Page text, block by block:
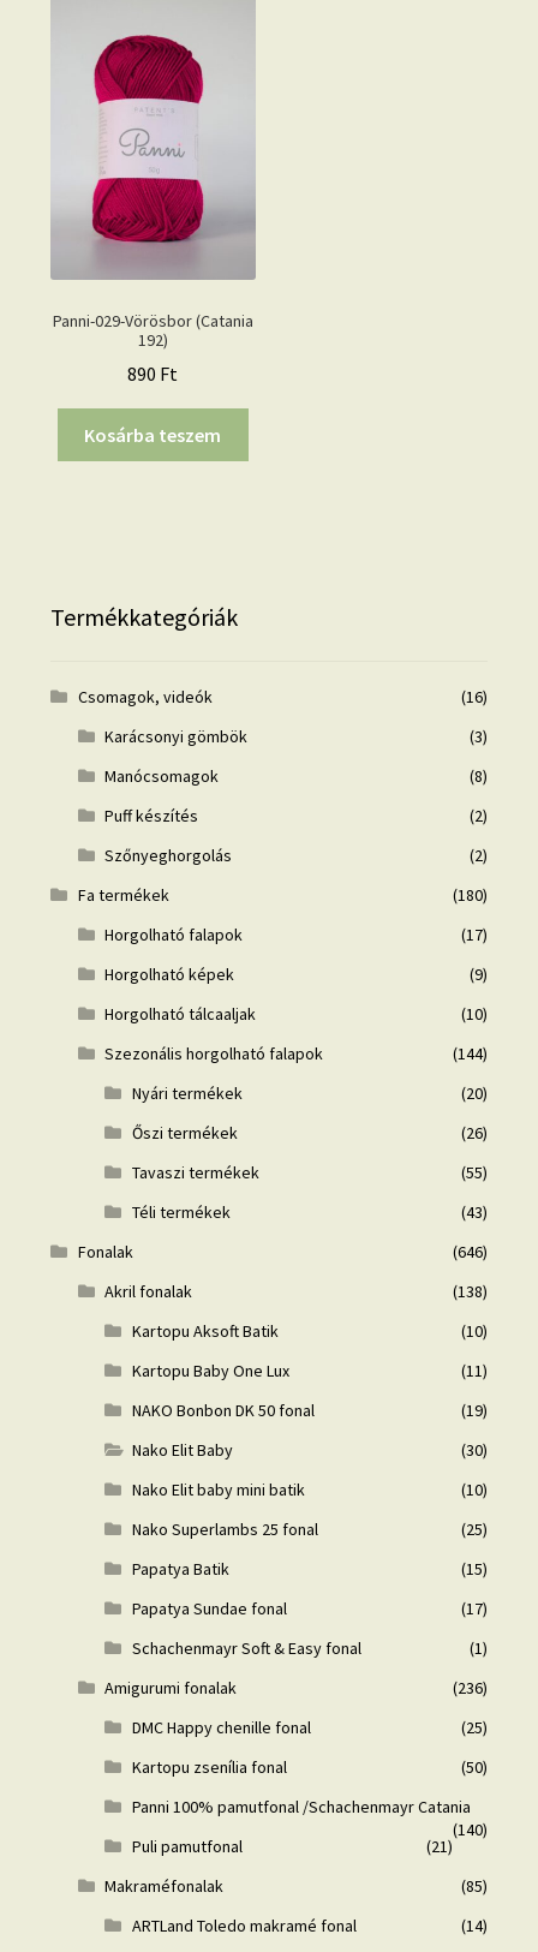
Panni-029-Vörösbor (Catania
192)
890 Ft
Kosárba teszem
Termékkategóriák
Csomagok, videók
(16)
Karácsonyi gömbök
(3)
Manócsomagok
(8)
Puff készítés
(2)
Szőnyeghorgolás
(2)
Fa termékek
(180)
Horgolható falapok
(17)
Horgolható képek
(9)
Horgolható tálcaaljak
(10)
Szezonális horgolható falapok
(144)
Nyári termékek
(20)
Őszi termékek
(26)
Tavaszi termékek
(55)
Téli termékek
(43)
Fonalak
(646)
Akril fonalak
(138)
Kartopu Aksoft Batik
(10)
Kartopu Baby One Lux
(11)
NAKO Bonbon DK 50 fonal
(19)
Nako Elit Baby
(30)
Nako Elit baby mini batik
(10)
Nako Superlambs 25 fonal
(25)
Papatya Batik
(15)
Papatya Sundae fonal
(17)
Schachenmayr Soft & Easy fonal
(1)
Amigurumi fonalak
(236)
DMC Happy chenille fonal
(25)
Kartopu zsenília fonal
(50)
Panni 100% pamutfonal /Schachenmayr Catania
(140)
Puli pamutfonal
(21)
Makraméfonalak
(85)
ARTLand Toledo makramé fonal
(14)